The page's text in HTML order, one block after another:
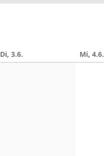
auswählen
Di, 3.6. Mi, 4.6.